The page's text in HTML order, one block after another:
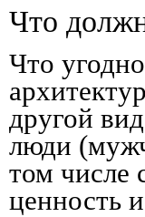
Что
Что
другой
люди
том числе
ценность